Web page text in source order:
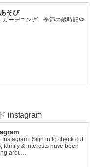
そび
ガーデニング、季節の歳時記や
instagram
Instagram. Sign in to check out
family & interests have been
arou…